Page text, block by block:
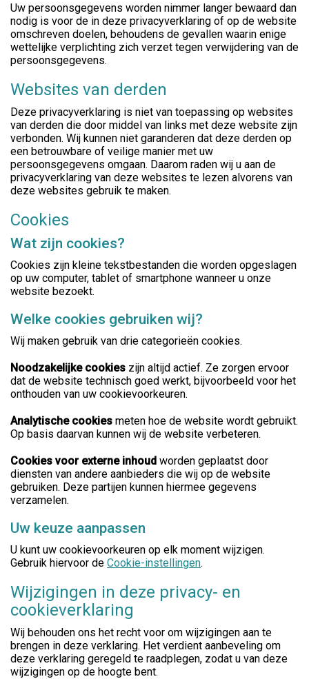
Uw persoonsgegevens worden nimmer langer bewaard dan
nodig is voor de in deze privacyverklaring of op de website
omschreven doelen, behoudens de gevallen waarin enige
wettelijke verplichting zich verzet tegen verwijdering van de
persoonsgegevens.
Websites van derden
Deze privacyverklaring is niet van toepassing op websites
van derden die door middel van links met deze website zijn
verbonden. Wij kunnen niet garanderen dat deze derden op
een betrouwbare of veilige manier met uw
persoonsgegevens omgaan. Daarom raden wij u aan de
privacyverklaring van deze websites te lezen alvorens van
deze websites gebruik te maken.
Cookies
Wat zijn cookies?
Cookies zijn kleine tekstbestanden die worden opgeslagen
op uw computer, tablet of smartphone wanneer u onze
website bezoekt.
Welke cookies gebruiken wij?
Wij maken gebruik van drie categorieën cookies.
Noodzakelijke cookies zijn altijd actief. Ze zorgen ervoor
dat de website technisch goed werkt, bijvoorbeeld voor het
onthouden van uw cookievoorkeuren.
Analytische cookies meten hoe de website wordt gebruikt.
Op basis daarvan kunnen wij de website verbeteren.
Cookies voor externe inhoud worden geplaatst door
diensten van andere aanbieders die wij op de website
gebruiken. Deze partijen kunnen hiermee gegevens
verzamelen.
Uw keuze aanpassen
U kunt uw cookievoorkeuren op elk moment wijzigen.
Gebruik hiervoor de Cookie-instellingen.
Wijzigingen in deze privacy- en
cookieverklaring
Wij behouden ons het recht voor om wijzigingen aan te
brengen in deze verklaring. Het verdient aanbeveling om
deze verklaring geregeld te raadplegen, zodat u van deze
wijzigingen op de hoogte bent.